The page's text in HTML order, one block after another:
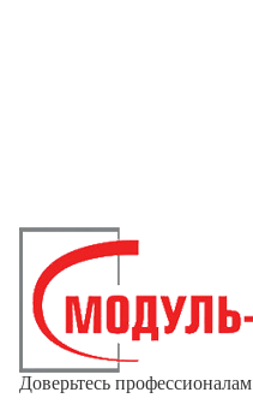
Доверьтесь профессионалам